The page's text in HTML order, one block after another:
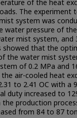
of the heat
The experiment
system was
water pressure of
mist system,
showed that the
the water mist
of 0.2 MPa and
air-cooled heat
to 2.41 OC with a
duty increased to
production
from 84 to 87